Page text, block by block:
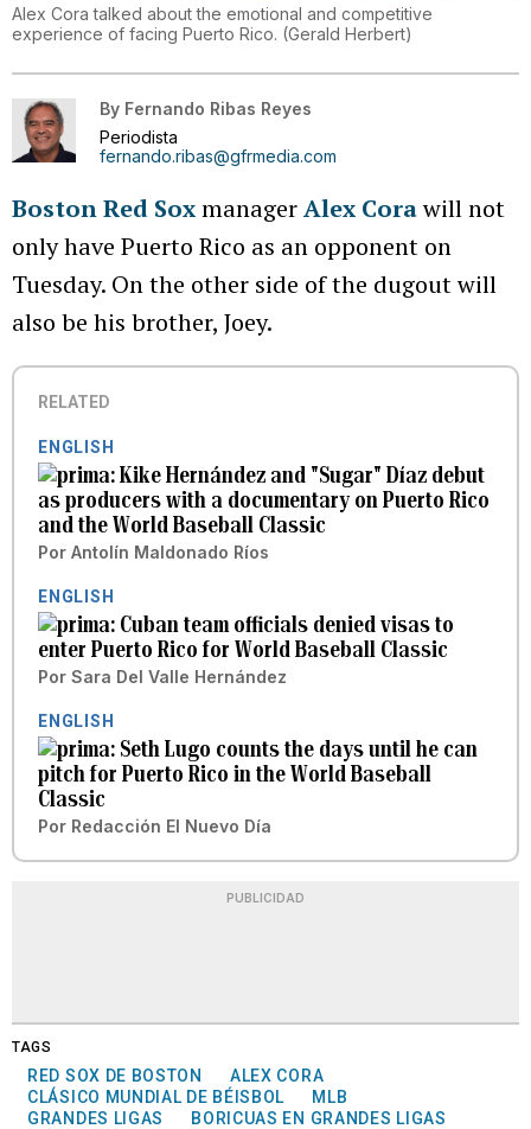
Alex Cora talked about the emotional and competitive
experience of facing Puerto Rico. (Gerald Herbert)
By Fernando Ribas Reyes
Periodista
fernando.ribas@gfrmedia.com
Boston Red SoxmanagerAlex Corawill not
only have Puerto Rico as an opponent on
Tuesday. On the other side of the dugout will
also be his brother, Joey.
RELATED
ENGLISH
Kike Hernández and "Sugar" Díaz debut
as producers with a documentary on Puerto Rico
and the World Baseball Classic
Por Antolín Maldonado Ríos
ENGLISH
Cuban team officials denied visas to
enter Puerto Rico for World Baseball Classic
Por Sara Del Valle Hernández
ENGLISH
Seth Lugo counts the days until he can
pitch for Puerto Rico in the World Baseball
Classic
Por Redacción El Nuevo Día
PUBLICIDAD
TAGS
RED SOX DE BOSTON
ALEX CORA
CLÁSICO MUNDIAL DE BÉISBOL
MLB
GRANDES LIGAS
BORICUAS EN GRANDES LIGAS